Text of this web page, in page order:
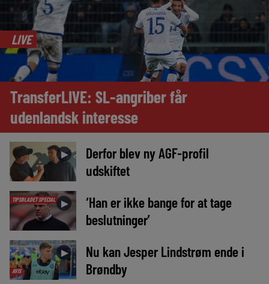
LIVE
TransferLIVE: SL-angriber får
udenlandsk interesse
►
Derfor blev ny AGF-profil
udskiftet
TIPSBLADET SPECIAL ►
‘Han er ikke bange for at tage
beslutninger’
AVIS
►
Nu kan Jesper Lindstrøm ende i
Brøndby